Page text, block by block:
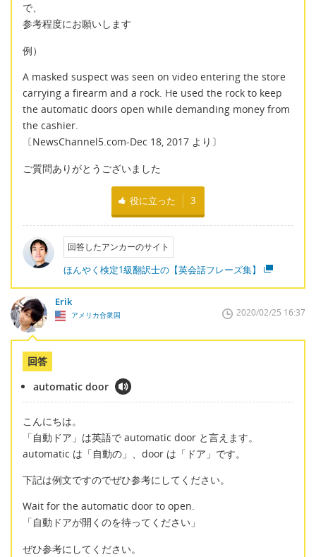
で、
参考程度にお願いします
例）
A masked suspect was seen on video entering the store
carrying a firearm and a rock. He used the rock to keep
the automatic doors open while demanding money from
the cashier.
〔NewsChannel5.com-Dec 18, 2017 より〕
ご質問ありがとうございました
役に立った 3
回答したアンカーのサイト
ほんやく検定1級翻訳士の【英会話フレーズ集】
Erik
アメリカ合衆国 2020/02/25 16:37
回答
automatic door
こんにちは。
「自動ドア」は英語で automatic door と言えます。
automatic は「自動の」、door は「ドア」です。
下記は例文ですのでぜひ参考にしてください。
Wait for the automatic door to open.
「自動ドアが開くのを待ってください」
ぜひ参考にしてください。